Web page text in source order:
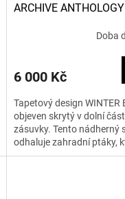
ARCHIVE ANTHOLOGY
Doba
6 000 Kč
Tapetový design WINTER
objeven skrytý v dolní
zásuvky. Tento nádherný
odhaluje zahradní ptáky,
mezi trnitými keři.